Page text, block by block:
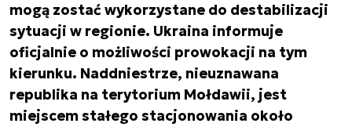
mogą zostać wykorzystane do destabilizacji
sytuacji w regionie. Ukraina informuje
oficjalnie o możliwości prowokacji na tym
kierunku. Naddniestrze, nieuznawana
republika na terytorium Mołdawii, jest
miejscem stałego stacjonowania około